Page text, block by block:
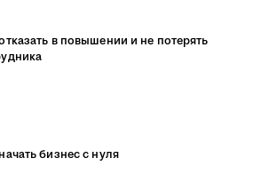
в повышении и не потерять
бизнес с нуля